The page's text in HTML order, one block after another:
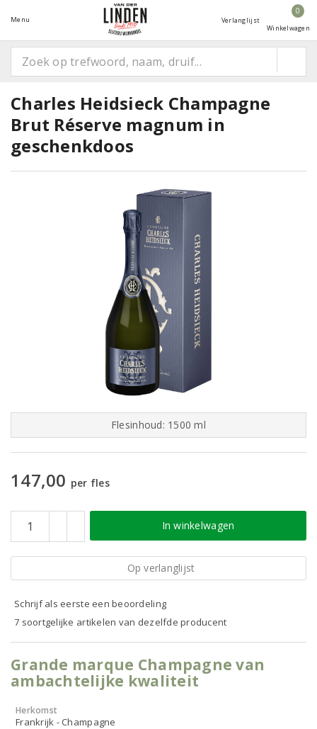
Menu Verlanglijst
0
Winkelwagen
Charles Heidsieck Champagne
Brut Réserve magnum in
geschenkdoos
Flesinhoud: 1500 ml
147,00 per fles
In winkelwagen
Op verlanglijst
Schrijf als eerste een beoordeling
7 soortgelijke artikelen van dezelfde producent
Grande marque Champagne van
ambachtelijke kwaliteit
Herkomst
Frankrijk - Champagne